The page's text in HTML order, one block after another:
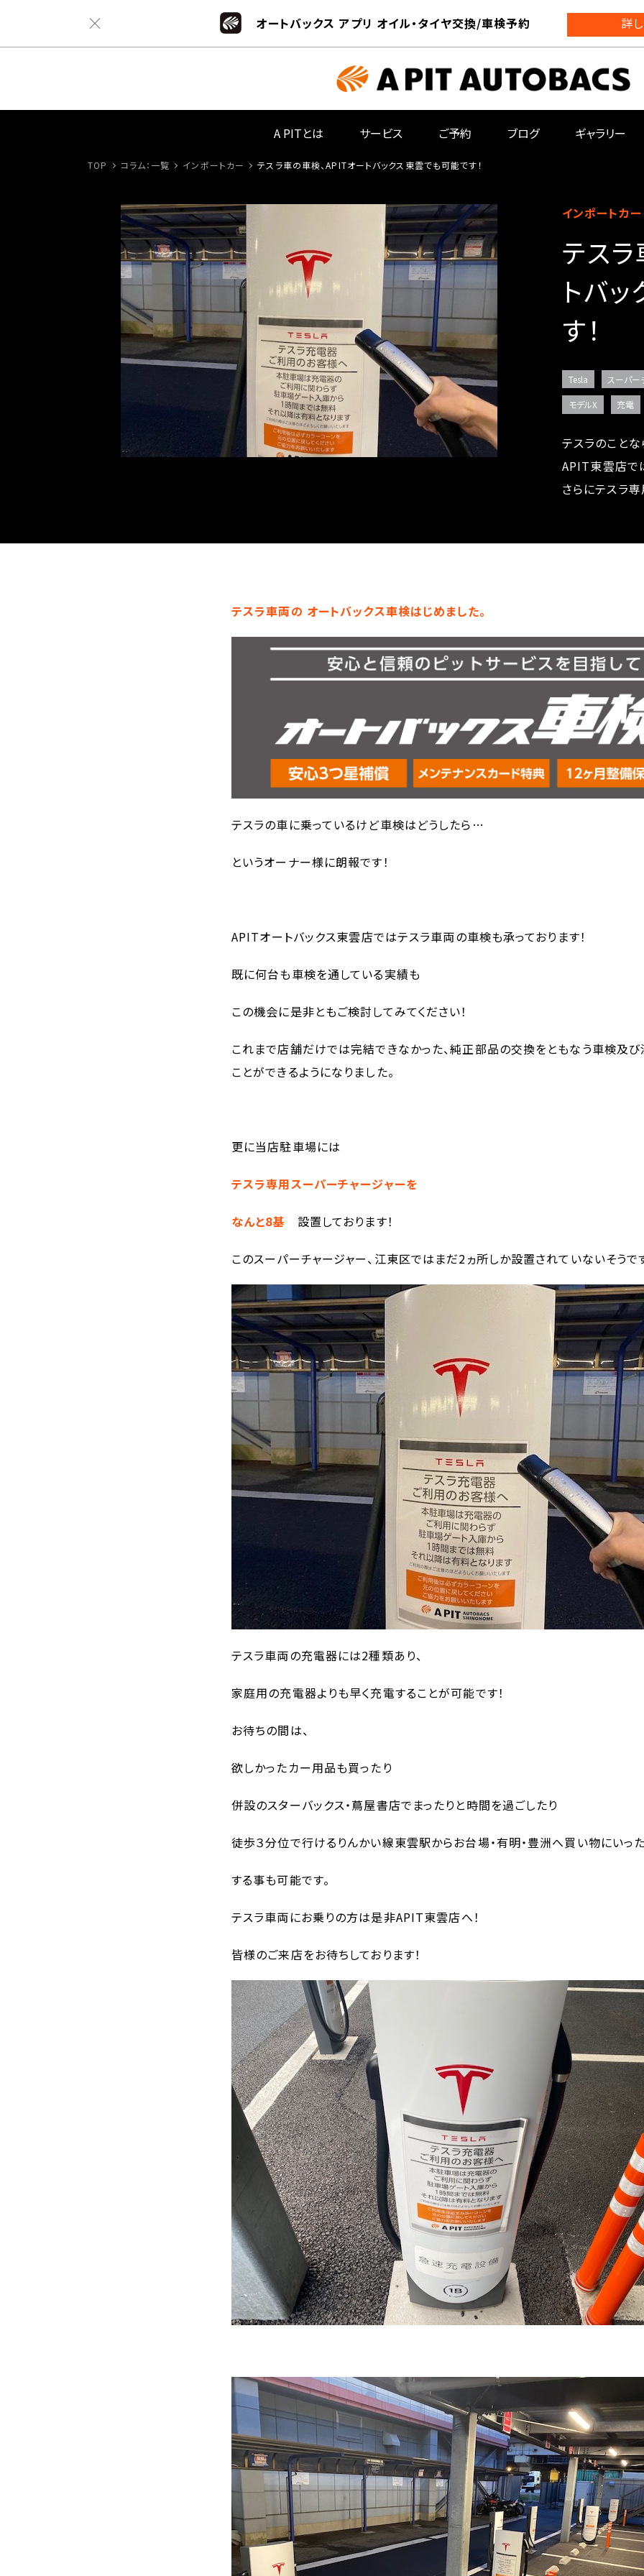
オートバックス アプリ オイル・タイヤ交換/車検予約 詳
A PITとは サービス ご予約 ブログ ギャラリー
TOP コラム：一覧 インポートカー テスラ車の車検、APITオートバックス東雲でも可能です！
インポートカー
テス
トバ
す！
Tesla スーパー
モデルX 充電
テスラのこと
APIT東雲店で
さらにテスラ
テスラ車両の オートバックス車検はじめました。
テスラの車に乗っているけど車検はどうしたら…
というオーナー様に朗報です！
APITオートバックス東雲店ではテスラ車両の車検も承っております！
既に何台も車検を通している実績も
この機会に是非ともご検討してみてください！
これまで店舗だけでは完結できなかった、純正部品の交換をともなう車検及
ことができるようになりました。
更に当店駐車場には
テスラ専用スーパーチャージャーを
なんと8基 設置しております！
このスーパーチャージャー、江東区ではまだ2ヵ所しか設置されていないそうで
テスラ車両の充電器には2種類あり、
家庭用の充電器よりも早く充電することが可能です！
お待ちの間は、
欲しかったカー用品も買ったり
併設のスターバックス・蔦屋書店でまったりと時間を過ごしたり
徒歩３分位で行けるりんかい線東雲駅からお台場・有明・豊洲へ買い物にいっ
する事も可能です。
テスラ車両にお乗りの方は是非APIT東雲店へ！
皆様のご来店をお待ちしております！